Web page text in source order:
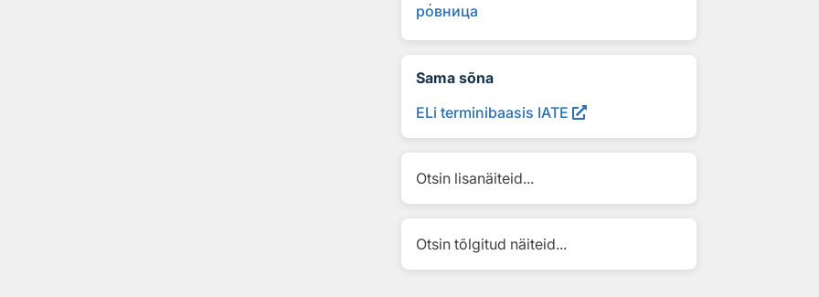
ровница
Sama sõna
ELi terminibaasis IATE
Otsin lisanäiteid...
Otsin tõlgitud näiteid...